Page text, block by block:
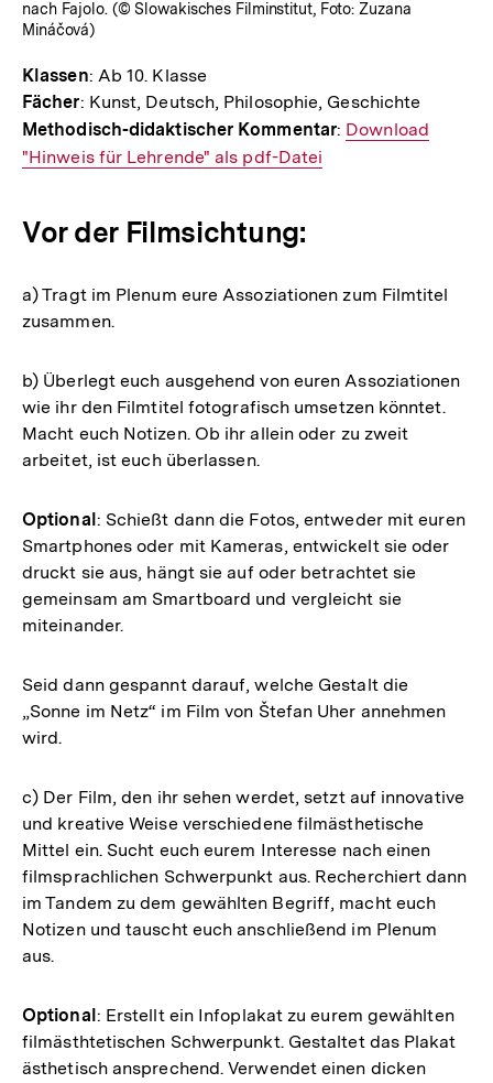
nach Fajolo. (© Slowakisches Filminstitut, Foto: Zuzana
Mináčová)
Klassen: Ab 10. Klasse
Fächer: Kunst, Deutsch, Philosophie, Geschichte
Methodisch-didaktischer Kommentar: Interner
Download
"Hinweis für Lehrende" als pdf-Datei
Vor der Filmsichtung:
a) Tragt im Plenum eure Assoziationen zum Filmtitel
zusammen.
b) Überlegt euch ausgehend von euren Assoziationen
wie ihr den Filmtitel fotografisch umsetzen könntet.
Macht euch Notizen. Ob ihr allein oder zu zweit
arbeitet, ist euch überlassen.
Optional : Schießt dann die Fotos, entweder mit euren
Smartphones oder mit Kameras, entwickelt sie oder
druckt sie aus, hängt sie auf oder betrachtet sie
gemeinsam am Smartboard und vergleicht sie
miteinander.
Seid dann gespannt darauf, welche Gestalt die
„Sonne im Netz“ im Film von Štefan Uher annehmen
wird.
c) Der Film, den ihr sehen werdet, setzt auf innovative
und kreative Weise verschiedene filmästhetische
Mittel ein. Sucht euch eurem Interesse nach einen
filmsprachlichen Schwerpunkt aus. Recherchiert dann
im Tandem zu dem gewählten Begriff, macht euch
Notizen und tauscht euch anschließend im Plenum
aus.
Optional : Erstellt ein Infoplakat zu eurem gewählten
filmästhtetischen Schwerpunkt. Gestaltet das Plakat
ästhetisch ansprechend. Verwendet einen dicken